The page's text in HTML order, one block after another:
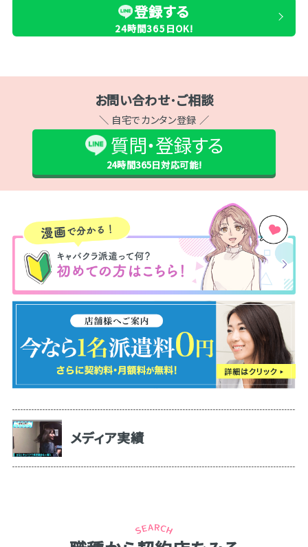
登録する
24時間365日OK!
お問い合わせ･ご相談
＼ 自宅でカンタン登録 ／
質問・登録する
24時間365日対応可能!
メディア実績